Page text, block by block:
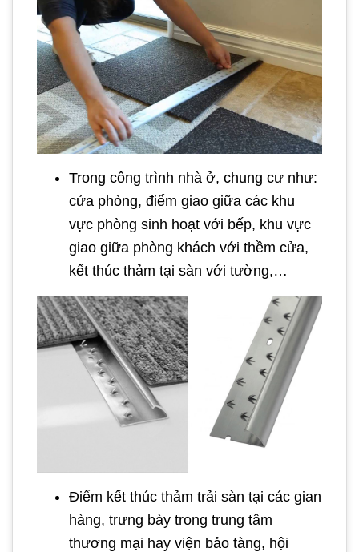
Trong công trình nhà ở, chung cư như:
cửa phòng, điểm giao giữa các khu
vực phòng sinh hoạt với bếp, khu vực
giao giữa phòng khách với thềm cửa,
kết thúc thảm tại sàn với tường,…
Điểm kết thúc thảm trải sàn tại các gian
hàng, trưng bày trong trung tâm
thương mại hay viện bảo tàng, hội